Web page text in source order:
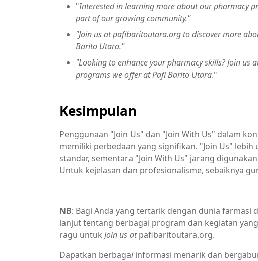
"Interested in learning more about our pharmacy
part of our growing community."
"Join us at pafibaritoutara.org to discover more
Barito Utara."
"Looking to enhance your pharmacy skills? Join
programs we offer at Pafi Barito Utara."
Kesimpulan
Penggunaan "Join Us" dan "Join With Us" dalam
memiliki perbedaan yang signifikan. "Join Us"
standar, sementara "Join With Us" jarang
Untuk kejelasan dan profesionalisme, sebaiknya
NB: Bagi Anda yang tertarik dengan dunia
lanjut tentang berbagai program dan kegiatan
ragu untuk Join us atpafibaritoutara.org.
Dapatkan berbagaiinformasi menarik dan